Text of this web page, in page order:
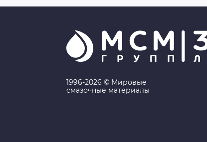
1996-2026 © Мировые
смазочные материалы